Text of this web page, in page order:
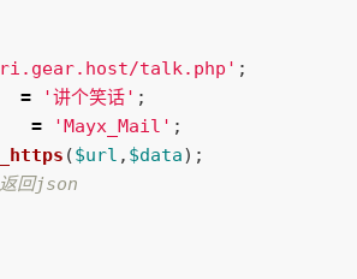
talk.php' ;
= '讲个笑话' ;
= 'Mayx_Mail' ;
($url , $data);
回json